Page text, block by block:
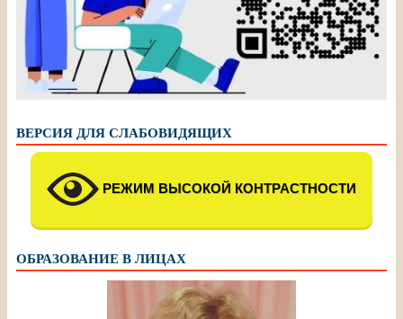
ВЕРСИЯ ДЛЯ СЛАБОВИДЯЩИХ
РЕЖИМ ВЫСОКОЙ КОНТРАСТНОСТИ
ОБРАЗОВАНИЕ В ЛИЦАХ